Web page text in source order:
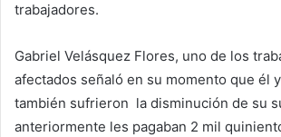
trabajadores.
Gabriel Velásquez Flores, uno de los
afectados señaló en su momento que él
también sufrieron la disminución de su
anteriormente les pagaban 2 mil